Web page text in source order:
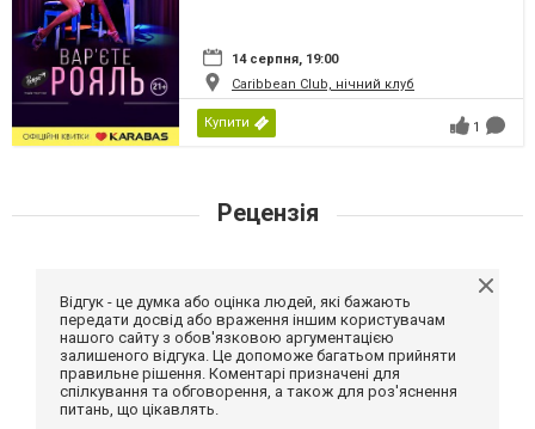
14 серпня, 19:00
Caribbean Club, нічний клуб
Купити 1
Рецензія
Відгук - це думка або оцінка людей, які бажають
передати досвід або враження іншим користувачам
нашого сайту з обов'язковою аргументацією
залишеного відгука. Це допоможе багатьом прийняти
правильне рішення. Коментарі призначені для
спілкування та обговорення, а також для роз'яснення
питань, що цікавлять.